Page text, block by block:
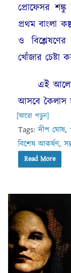
প্রোফেসর শঙ্কু
প্রথম বাংলা
ও
খোঁজার চেষ্টা
এই
আসবে কৈলাস
[আরো পড়ুন]
Tags:দীপ ঘোষ,
বিশেষ আকর্ষণ,
Read More